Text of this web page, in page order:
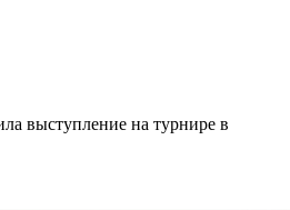
выступление на турнире в